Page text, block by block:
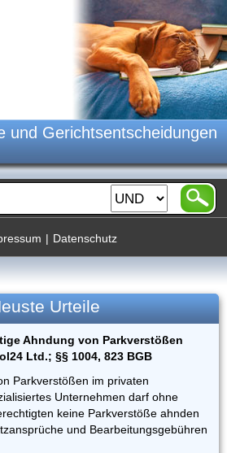
und Gerichtsentscheidungen
| Datenschutz
Urteile
Ahndung von Parkverstößen
Ltd.; §§ 1004, 823 BGB
Parkverstößen im privaten
Unternehmen darf ohne
keine Parkverstöße ahnden
und Bearbeitungsgebühren